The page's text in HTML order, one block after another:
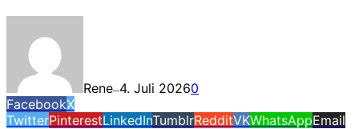
Rene—4. Juli 20260
FacebookX
TwitterPinterestLinkedInTumblrRedditVKWhatsAppEmail